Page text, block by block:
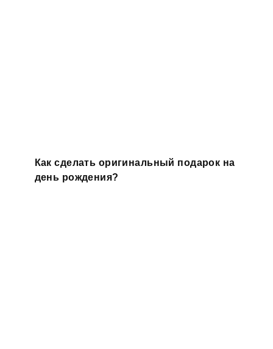
Как сделать оригинальный подарок на
день рождения?